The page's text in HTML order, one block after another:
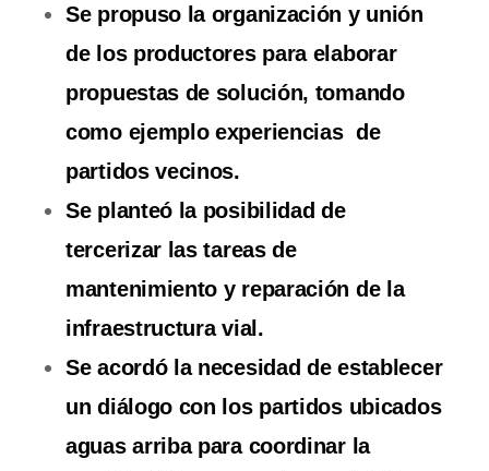
Se propuso la organización y unión
de los productores para elaborar
propuestas de solución, tomando
como ejemplo experiencias de
partidos vecinos.
Se planteó la posibilidad de
tercerizar las tareas de
mantenimiento y reparación de la
infraestructura vial.
Se acordó la necesidad de establecer
un diálogo con los partidos ubicados
aguas arriba para coordinar la